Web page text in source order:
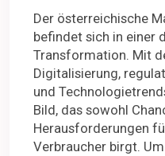
Der österreichische
befindet sich in einer
Transformation. Mit
Digitalisierung,
und
Bild, das sowohl
Herausforderungen
Verbraucher birgt.